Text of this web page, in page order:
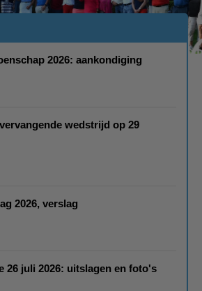
2026: aankondiging
wedstrijd op 29
2026, verslag
26 juli 2026: uitslagen en foto's